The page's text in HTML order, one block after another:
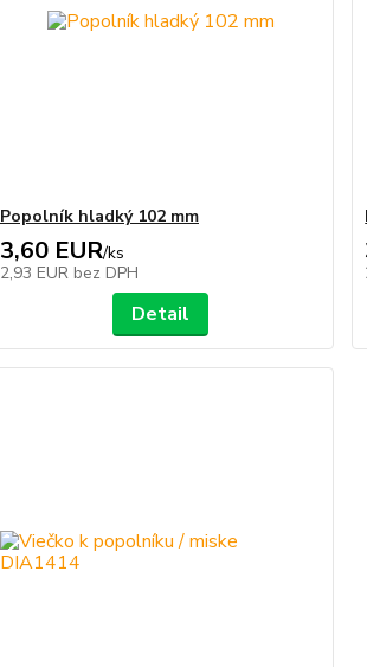
Popolník hladký 102 mm
3,60 EUR/ks
2,93 EUR bez DPH
Detail